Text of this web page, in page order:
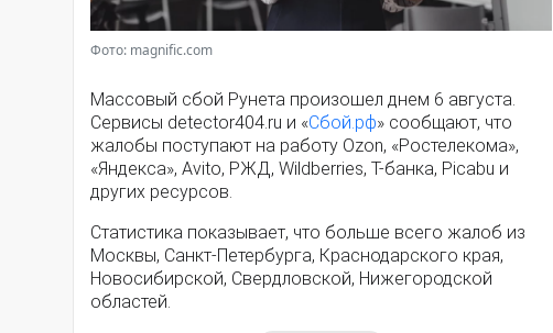
Фото: magnific.com
Массовый сбой Рунета произошел днем 6 августа.
Сервисы detector404.ru и «Сбой.рф» сообщают, что
жалобы поступают на работу Ozon, «Ростелекома»,
«Яндекса», Avito, РЖД, Wildberries, Т-банка, Picabu и
других ресурсов.
Статистика показывает, что больше всего жалоб из
Москвы, Санкт-Петербурга, Краснодарского края,
Новосибирской, Свердловской, Нижегородской
областей.